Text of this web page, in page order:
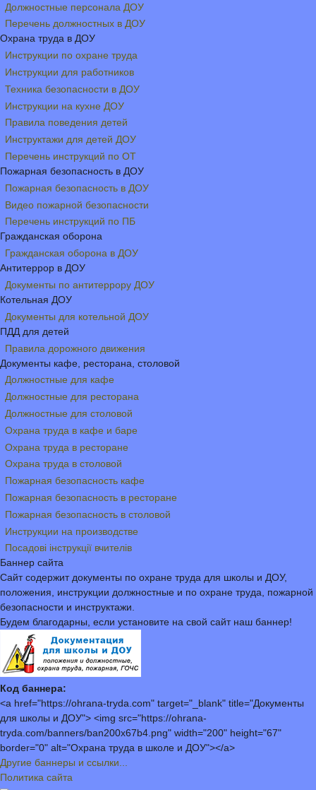
Должностные персонала ДОУ
Перечень должностных в ДОУ
Охрана труда в ДОУ
Инструкции по охране труда
Инструкции для работников
Техника безопасности в ДОУ
Инструкции на кухне ДОУ
Правила поведения детей
Инструктажи для детей ДОУ
Перечень инструкций по ОТ
Пожарная безопасность в ДОУ
Пожарная безопасность в ДОУ
Видео пожарной безопасности
Перечень инструкций по ПБ
Гражданская оборона
Гражданская оборона в ДОУ
Антитеррор в ДОУ
Документы по антитеррору ДОУ
Котельная ДОУ
Документы для котельной ДОУ
ПДД для детей
Правила дорожного движения
Документы кафе, ресторана, столовой
Должностные для кафе
Должностные для ресторана
Должностные для столовой
Охрана труда в кафе и баре
Охрана труда в ресторане
Охрана труда в столовой
Пожарная безопасность кафе
Пожарная безопасность в ресторане
Пожарная безопасность в столовой
Инструкции на производстве
Посадові інструкції вчителів
Баннер сайта
Сайт содержит документы по охране труда для школы и ДОУ,
положения, инструкции должностные и по охране труда, пожарной
безопасности и инструктажи.
Будем благодарны, если установите на свой сайт наш баннер!
Код баннера:
<a href="https://ohrana-tryda.com" target="_blank" title="Документы
для школы и ДОУ"> <img src="https://ohrana-
tryda.com/banners/ban200x67b4.png" width="200" height="67"
border="0" alt="Охрана труда в школе и ДОУ"></a>
Другие баннеры и ссылки...
Политика сайта